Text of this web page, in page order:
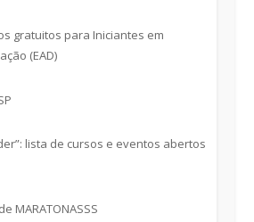
gratuitos para Iniciantes em
(EAD)
lista de cursos e eventos abertos
MARATONASSS